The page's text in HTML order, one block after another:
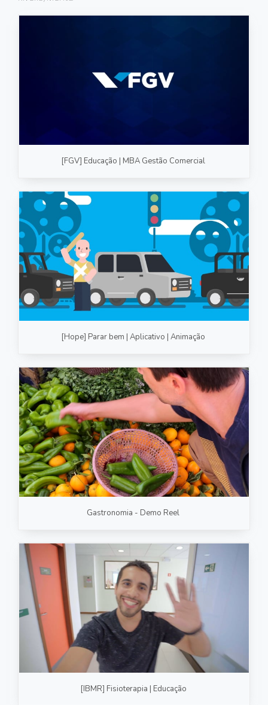
GASTRONOMIA
FOTO/VÍDEO
RECEITA / AULA
PRODUTO/SERVIÇO
INSTITUCIONAL
[FGV] Educação | MBA Gestão Comercial
[Hope] Parar bem | Aplicativo | Animação
Gastronomia - Demo Reel
[IBMR] Fisioterapia | Educação